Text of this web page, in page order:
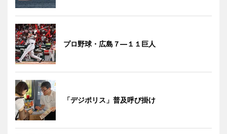
プロ野球・広島７―１１巨人
「デジポリス」普及呼び掛け